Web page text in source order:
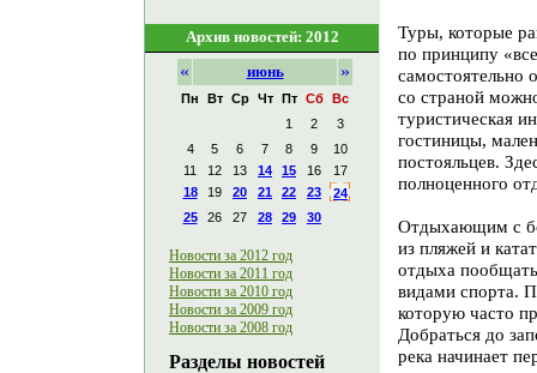
Туры, которые
по принципу
самостоятельно
со страной
туристическая
гостиницы,
постояльцев.
полноценного
Отдыхающим с
из пляжей и
отдыха
видами спорта.
которую часто
Добраться до
река начинает
Архив новостей: 2012
« июнь »
Пн Вт Ср Чт Пт Сб
Вс
1
2
3
4
5 6 7 8 9
10
11
12 13 14 15 16
17
18
19 20 21 22 23
24
25
26 27 28 29 30
Новости за 2012 год
Новости за 2011 год
Новости за 2010 год
Новости за 2009 год
Новости за 2008 год
Разделы новостей